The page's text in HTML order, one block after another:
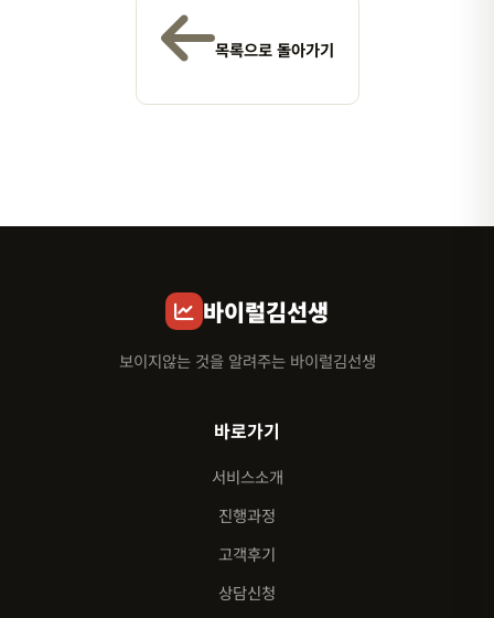
목록으로 돌아가기
바이럴김선생
보이지않는 것을 알려주는 바이럴김선생
바로가기
서비스소개
진행과정
고객후기
상담신청